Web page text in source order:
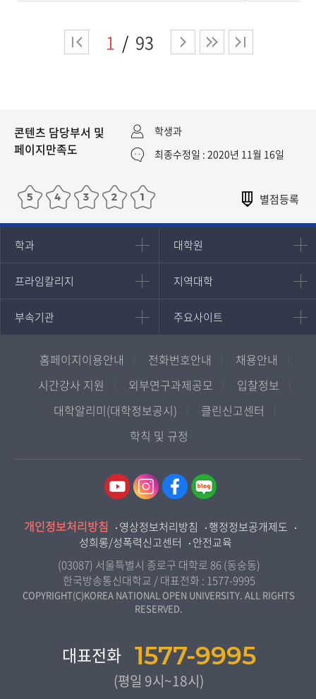
1 93
콘텐츠 담당부서 및
페이지만족도
학생과
최종수정일 : 2020년 11월 16일
학과
인문과학대학
국어국문학과
영어영문학과
사회과학대학
미디어영상학과
도시콘텐츠·관광학과
사회복지연계전공
사회복지학과
대학원
대학원
대학원
경영대학원
프라임칼리지
프라임칼리지
학사학위과정
평생교육과정
지역대학
지역대학
지역대학 포털
서울지역대학
대구경북지역대학
인천지역대학
광주전남지역대학
울산지역대학
강원지역대학
전북지역대학
경남지역대학
제주지역대학
부속기관
부속기관
중앙도서관
원격교육혁신연구원
통합인문학연구소
종합교육연수원
인권센터
교원양성지원센터
주요사이트
주요사이트
멘토링
진로심리상담
교육정보화본부
OpenVLab
홈페이지이용안내 전화번호안내
채용안내
시간강사 지원
외부연구과제공모
입찰정보
대학알리미(대학정보공시)
클린신고센터
학칙 및 규정
개인정보처리방침 영상정보처리방침
행정정보공개제도
성희롱/성폭력신고센터
안전교육
(03087) 서울특별시 종로구 대학로 86 (동숭동)
한국방송통신대학교 / 대표전화 : 1577-9995
COPYRIGHT(C)KOREA NATIONAL OPEN UNIVERSITY. ALL RIGHTS
RESERVED.
대표전화 1577-9995
(평일 9시~18시)